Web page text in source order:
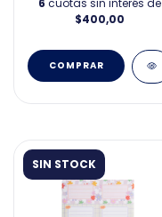
6 cuotas sin interés de
$400,00
SIN STOCK